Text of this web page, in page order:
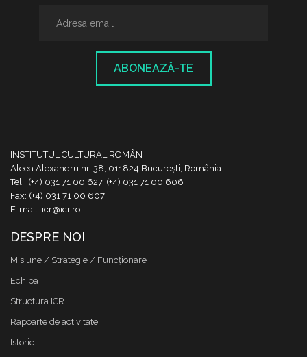
ABONEAZĂ-TE
INSTITUTUL CULTURAL ROMÂN
Aleea Alexandru nr. 38, 011824 București, România
Tel.: (+4) 031 71 00 627, (+4) 031 71 00 606
Fax: (+4) 031 71 00 607
E-mail: icr@icr.ro
DESPRE NOI
Misiune / Strategie / Funcţionare
Echipa
Structura ICR
Rapoarte de activitate
Istoric